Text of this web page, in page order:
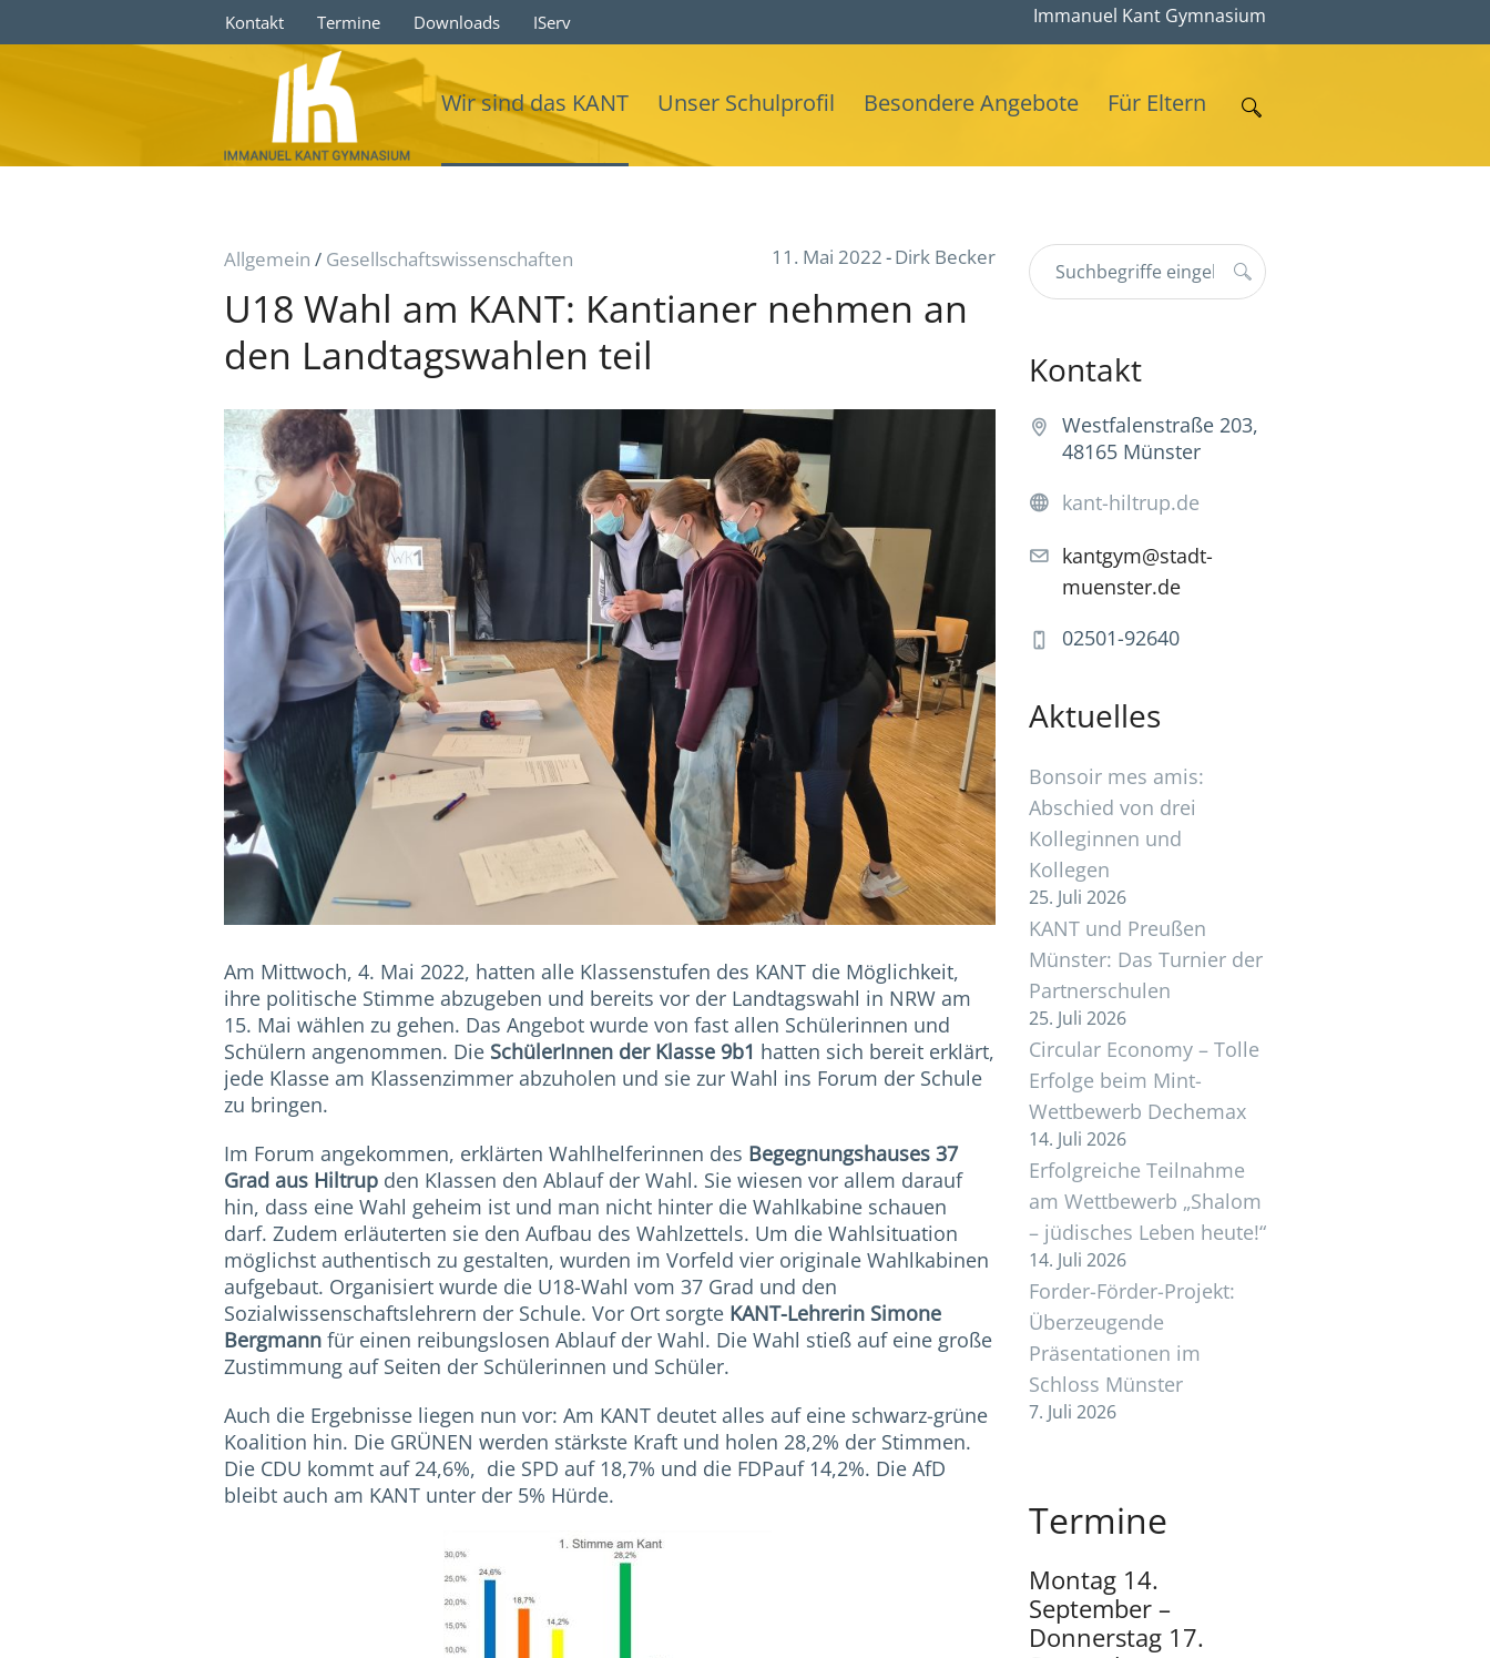
Immanuel Kant Gymnasium
Kontakt Termine Downloads IServ
Wir sind das KANT Unser Schulprofil Besondere Angebote Für Eltern
11. Mai 2022 Dirk Becker
Allgemein / Gesellschaftswissenschaften
U18 Wahl am KANT: Kantianer nehmen an
den Landtagswahlen teil
Am Mittwoch, 4. Mai 2022, hatten alle Klassenstufen des KANT die Möglichkeit,
ihre politische Stimme abzugeben und bereits vor der Landtagswahl in NRW am
15. Mai wählen zu gehen. Das Angebot wurde von fast allen Schülerinnen und
Schülern angenommen. Die SchülerInnen der Klasse 9b1 hatten sich bereit erklärt,
jede Klasse am Klassenzimmer abzuholen und sie zur Wahl ins Forum der Schule
zu bringen.
Im Forum angekommen, erklärten Wahlhelferinnen des Begegnungshauses 37
Grad aus Hiltrup den Klassen den Ablauf der Wahl. Sie wiesen vor allem darauf
hin, dass eine Wahl geheim ist und man nicht hinter die Wahlkabine schauen
darf. Zudem erläuterten sie den Aufbau des Wahlzettels. Um die Wahlsituation
möglichst authentisch zu gestalten, wurden im Vorfeld vier originale Wahlkabinen
aufgebaut. Organisiert wurde die U18-Wahl vom 37 Grad und den
Sozialwissenschaftslehrern der Schule. Vor Ort sorgte KANT-Lehrerin Simone
Bergmann für einen reibungslosen Ablauf der Wahl. Die Wahl stieß auf eine große
Zustimmung auf Seiten der Schülerinnen und Schüler.
Auch die Ergebnisse liegen nun vor: Am KANT deutet alles auf eine schwarz-grüne
Koalition hin. Die GRÜNEN werden stärkste Kraft und holen 28,2% der Stimmen.
Die CDU kommt auf 24,6%, die SPD auf 18,7% und die FDPauf 14,2%. Die AfD
bleibt auch am KANT unter der 5% Hürde.
Kontakt
Westfalenstraße 203,
48165 Münster
kant-hiltrup.de
kantgym@stadt-
muenster.de
02501-92640
Aktuelles
Bonsoir mes amis:
Abschied von drei
Kolleginnen und
Kollegen
25. Juli 2026
KANT und Preußen
Münster: Das Turnier der
Partnerschulen
25. Juli 2026
Circular Economy – Tolle
Erfolge beim Mint-
Wettbewerb Dechemax
14. Juli 2026
Erfolgreiche Teilnahme
am Wettbewerb „Shalom
– jüdisches Leben heute!“
14. Juli 2026
Forder-Förder-Projekt:
Überzeugende
Präsentationen im
Schloss Münster
7. Juli 2026
Termine
Montag 14.
September–
Donnerstag 17.